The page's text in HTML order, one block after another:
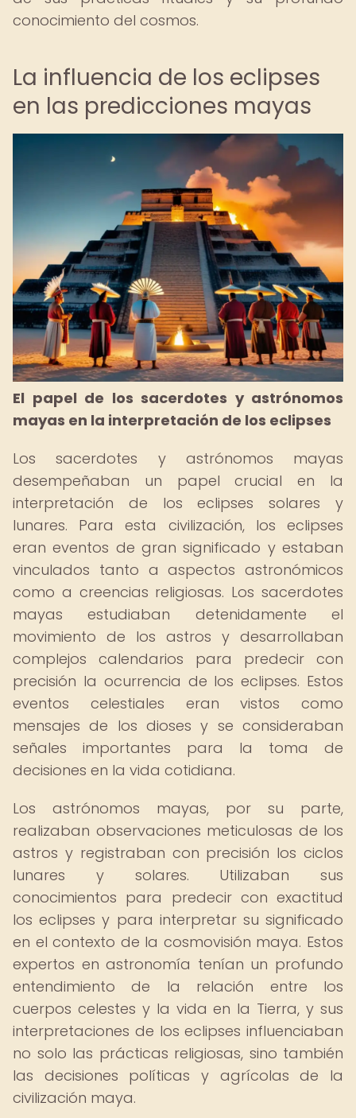
conocimiento del cosmos.
La influencia de los eclipses
en las predicciones mayas
El papel de los sacerdotes y astrónomos
mayas en la interpretación de los eclipses
Los sacerdotes y astrónomos mayas
desempeñaban un papel crucial en la
interpretación de los eclipses solares y
lunares. Para esta civilización, los eclipses
eran eventos de gran significado y estaban
vinculados tanto a aspectos astronómicos
como a creencias religiosas. Los sacerdotes
mayas estudiaban detenidamente el
movimiento de los astros y desarrollaban
complejos calendarios para predecir con
precisión la ocurrencia de los eclipses. Estos
eventos celestiales eran vistos como
mensajes de los dioses y se consideraban
señales importantes para la toma de
decisiones en la vida cotidiana.
Los astrónomos mayas, por su parte,
realizaban observaciones meticulosas de los
astros y registraban con precisión los ciclos
lunares y solares. Utilizaban sus
conocimientos para predecir con exactitud
los eclipses y para interpretar su significado
en el contexto de la cosmovisión maya. Estos
expertos en astronomía tenían un profundo
entendimiento de la relación entre los
cuerpos celestes y la vida en la Tierra, y sus
interpretaciones de los eclipses influenciaban
no solo las prácticas religiosas, sino también
las decisiones políticas y agrícolas de la
civilización maya.